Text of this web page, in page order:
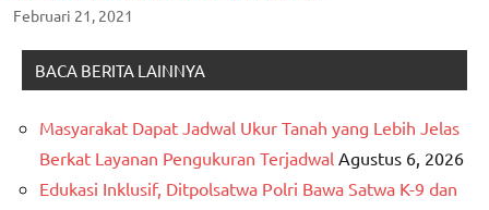
Februari 21, 2021
BACA BERITA LAINNYA
Masyarakat Dapat Jadwal Ukur Tanah yang Lebih Jelas
Berkat Layanan Pengukuran Terjadwal Agustus 6, 2026
Edukasi Inklusif, Ditpolsatwa Polri Bawa Satwa K-9 dan